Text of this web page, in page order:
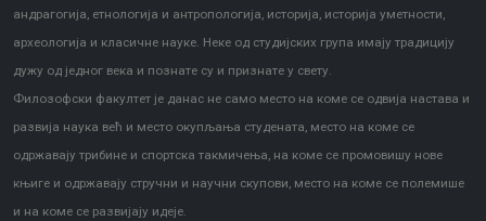
андрагогија, етнологија и антропологија, историја, историја уметности,
археологија и класичне науке. Неке од студијских група имају традицију
дужу од једног века и познате су и признате у свету.
Филозофски факултет је данас не само место на коме се одвија настава и
развија наука већ и место окупљања студената, место на коме се
одржавају трибине и спортска такмичења, на коме се промовишу нове
књиге и одржавају стручни и научни скупови, место на коме се полемише
и на коме се развијају идеје.